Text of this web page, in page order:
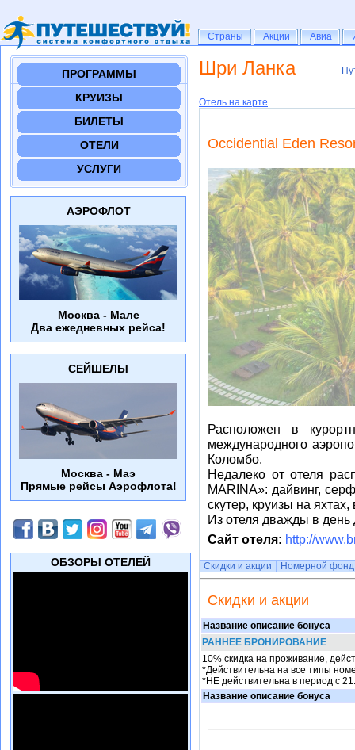
Шри Ланка
Отель на карте
Occidential Eden
Расположен в
международного
Коломбо.
Недалеко от отеля
MARINA»: дайвинг,
скутер, круизы на
Из отеля дважды в день
Сайт отеля: http://
Скидки и акции Номерной фонд
Скидки и акции
Название описание бонуса
РАННЕЕ БРОНИРОВАНИЕ
10% скидка на проживание,
*Действительна на все типы
*НЕ действительна в период с
Название описание бонуса
ПРОГРАММЫ
КРУИЗЫ
БИЛЕТЫ
ОТЕЛИ
УСЛУГИ
АЭРОФЛОТ
Москва - Мале
Два ежедневных рейса!
СЕЙШЕЛЫ
Москва - Маэ
Прямые рейсы Аэрофлота!
ОБЗОРЫ ОТЕЛЕЙ
Страны
Страны Акции
Акции Авиа
Авиа